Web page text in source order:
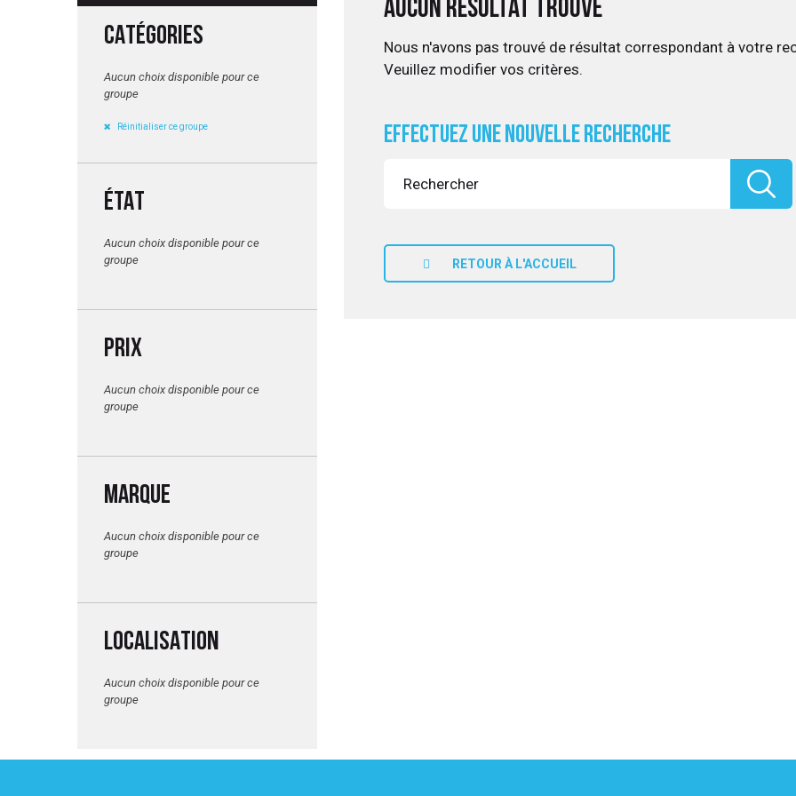
CATÉGORIES
Aucun choix disponible pour ce
groupe
Réinitialiser ce groupe
ÉTAT
Aucun choix disponible pour ce
groupe
PRIX
Aucun choix disponible pour ce
groupe
MARQUE
Aucun choix disponible pour ce
groupe
LOCALISATION
Aucun choix disponible pour ce
groupe
Aucun résultat trouvé
Nous n'avons pas trouvé de résultat correspondant à votre
Veuillez modifier vos critères.
Effectuez une nouvelle recherche
RETOUR À L'ACCUEIL